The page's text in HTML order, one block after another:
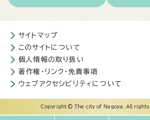
サイトマップ
このサイトについて
個人情報の取り扱い
著作権・リンク・免責事項
ウェブアクセシビリティについて
Copyright © The city of Nagoya. All rights